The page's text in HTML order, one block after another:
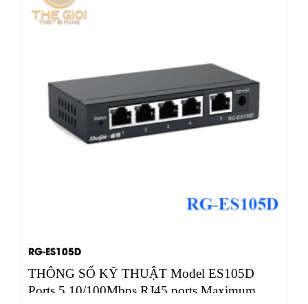
RG-ES105D
THÔNG SỐ KỸ THUẬT Model ES105D
Ports 5 10/100Mbps RJ45 ports Maximum